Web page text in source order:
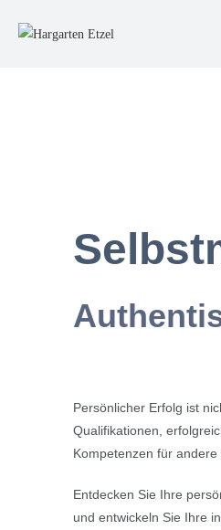
Persönlicher Erfolg ist
Qualifikationen,
Kompetenzen für andere
Entdecken Sie Ihre
und entwickeln Sie Ihre